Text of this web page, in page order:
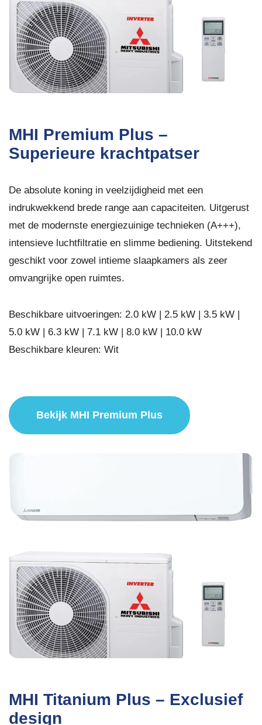
MHI Premium Plus –
Superieure krachtpatser
De absolute koning in veelzijdigheid met een
indrukwekkend brede range aan capaciteiten. Uitgerust
met de modernste energiezuinige technieken (A+++),
intensieve luchtfiltratie en slimme bediening. Uitstekend
geschikt voor zowel intieme slaapkamers als zeer
omvangrijke open ruimtes.
Beschikbare uitvoeringen: 2.0 kW | 2.5 kW | 3.5 kW |
5.0 kW | 6.3 kW | 7.1 kW | 8.0 kW | 10.0 kW
Beschikbare kleuren: Wit
Bekijk MHI Premium Plus
MHI Titanium Plus – Exclusief
design